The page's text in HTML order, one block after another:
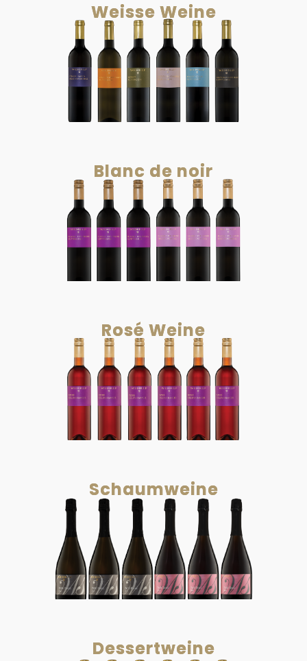
Weisse Weine
Blanc de noir
Rosé Weine
Schaumweine
Dessertweine